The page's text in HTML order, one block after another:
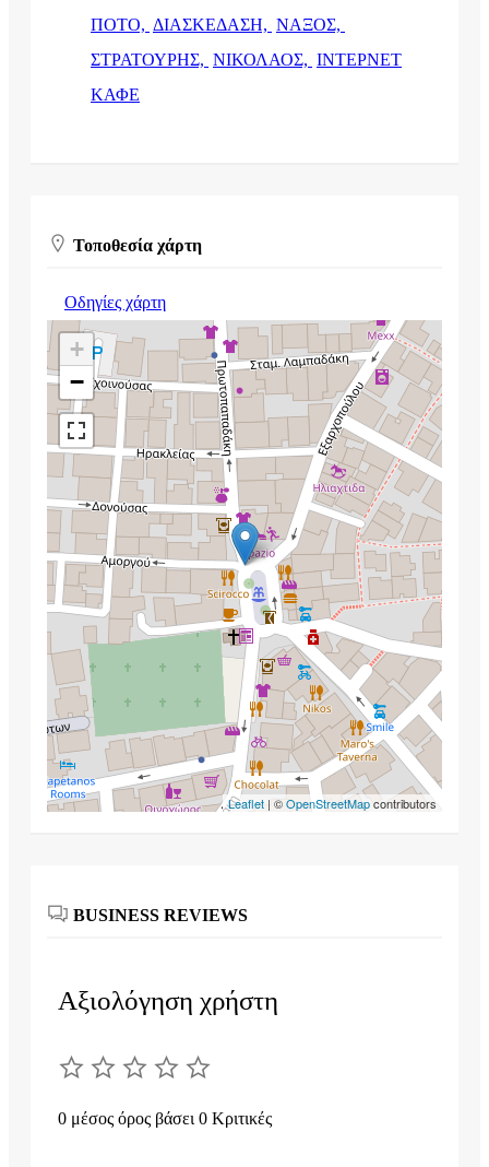
ΠΟΤΟ, ΔΙΑΣΚΕΔΑΣΗ, ΝΑΞΟΣ,
ΣΤΡΑΤΟΥΡΗΣ, ΝΙΚΟΛΑΟΣ, ΙΝΤΕΡΝΕΤ
ΚΑΦΕ
Τοποθεσία χάρτη
Οδηγίες χάρτη
+
−
Leaflet | ©OpenStreetMapcontributors
BUSINESS REVIEWS
Αξιολόγηση χρήστη
0 μέσος όρος βάσει 0 Κριτικές